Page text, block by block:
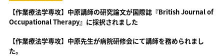
【作業療法学専攻】中原講師の研究論文が国際誌『British Journal of
Occupational Therapy』に採択されました
【作業療法学専攻】中原先生が病院研修会にて講師を務められまし
た。